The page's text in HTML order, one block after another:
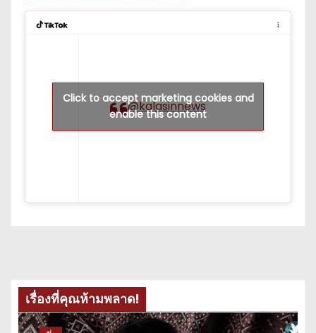
@kalasinnews
Click to accept marketing cookies and
enable this content
เรื่องที่คุณห้ามพลาด!